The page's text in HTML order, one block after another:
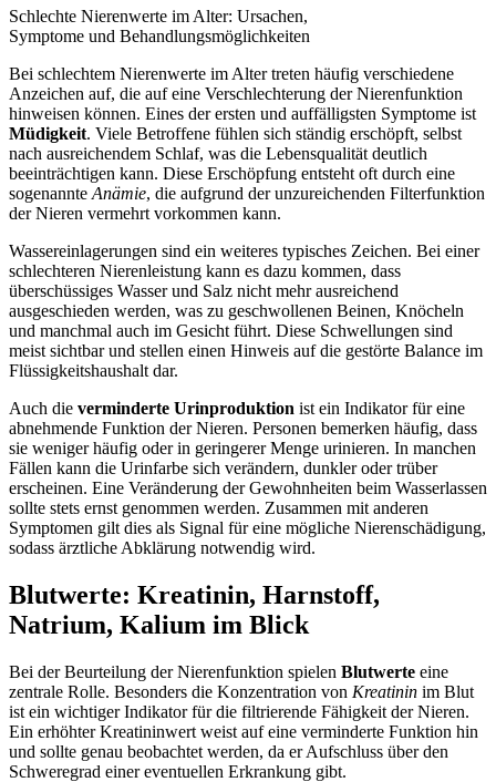
Schlechte Nierenwerte im Alter: Ursachen,
Symptome und Behandlungsmöglichkeiten
Bei schlechtem Nierenwerte im Alter treten häufig verschiedene
Anzeichen auf, die auf eine Verschlechterung der Nierenfunktion
hinweisen können. Eines der ersten und auffälligsten Symptome ist
Müdigkeit. Viele Betroffene fühlen sich ständig erschöpft, selbst
nach ausreichendem Schlaf, was die Lebensqualität deutlich
beeinträchtigen kann. Diese Erschöpfung entsteht oft durch eine
sogenannte Anämie, die aufgrund der unzureichenden Filterfunktion
der Nieren vermehrt vorkommen kann.
Wassereinlagerungen sind ein weiteres typisches Zeichen. Bei einer
schlechteren Nierenleistung kann es dazu kommen, dass
überschüssiges Wasser und Salz nicht mehr ausreichend
ausgeschieden werden, was zu geschwollenen Beinen, Knöcheln
und manchmal auch im Gesicht führt. Diese Schwellungen sind
meist sichtbar und stellen einen Hinweis auf die gestörte Balance im
Flüssigkeitshaushalt dar.
Auch die verminderte Urinproduktion ist ein Indikator für eine
abnehmende Funktion der Nieren. Personen bemerken häufig, dass
sie weniger häufig oder in geringerer Menge urinieren. In manchen
Fällen kann die Urinfarbe sich verändern, dunkler oder trüber
erscheinen. Eine Veränderung der Gewohnheiten beim Wasserlassen
sollte stets ernst genommen werden. Zusammen mit anderen
Symptomen gilt dies als Signal für eine mögliche Nierenschädigung,
sodass ärztliche Abklärung notwendig wird.
Blutwerte: Kreatinin, Harnstoff,
Natrium, Kalium im Blick
Bei der Beurteilung der Nierenfunktion spielen Blutwerte eine
zentrale Rolle. Besonders die Konzentration von Kreatinin im Blut
ist ein wichtiger Indikator für die filtrierende Fähigkeit der Nieren.
Ein erhöhter Kreatininwert weist auf eine verminderte Funktion hin
und sollte genau beobachtet werden, da er Aufschluss über den
Schweregrad einer eventuellen Erkrankung gibt.